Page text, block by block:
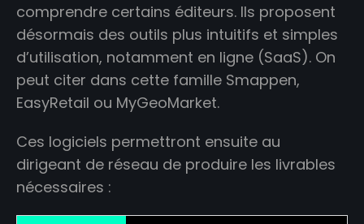
comprendre certains éditeurs. Ils proposent
désormais des outils plus intuitifs et simples
d’utilisation, notamment en ligne (SaaS). On
peut citer dans cette famille Smappen,
EasyRetail ou MyGeoMarket.
Ces logiciels permettront ensuite au
dirigeant de réseau de produire les livrables
nécessaires :